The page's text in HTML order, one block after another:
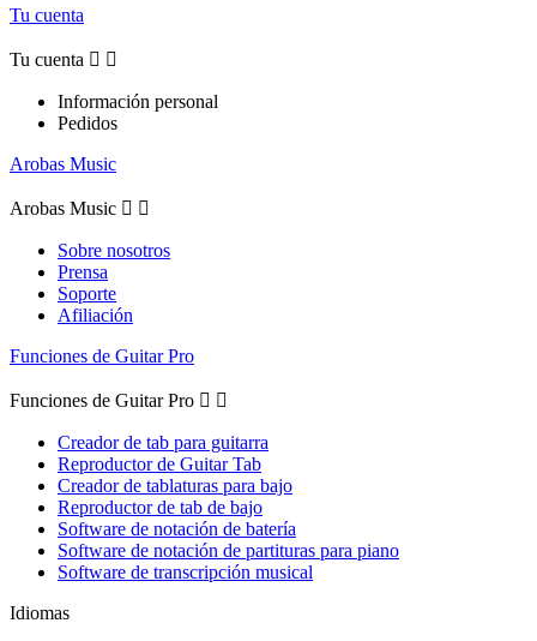
Tu cuenta
Tu cuenta  
Información personal
Pedidos
Arobas Music
Arobas Music  
Sobre nosotros
Prensa
Soporte
Afiliación
Funciones de Guitar Pro
Funciones de Guitar Pro  
Creador de tab para guitarra
Reproductor de Guitar Tab
Creador de tablaturas para bajo
Reproductor de tab de bajo
Software de notación de batería
Software de notación de partituras para piano
Software de transcripción musical
Idiomas